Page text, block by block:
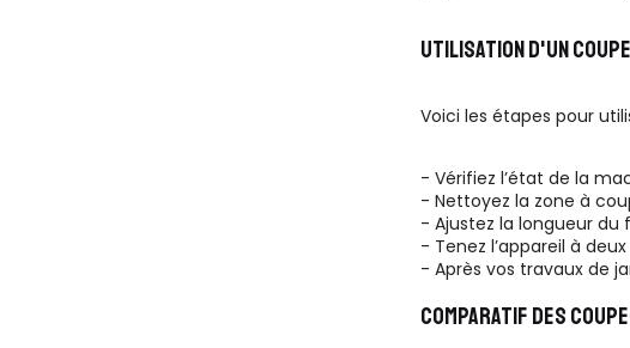
UTILISATION D'UN
Voici les étapes pour
- Vérifiez l’état de la
- Nettoyez la zone à
- Ajustez la longueur
- Tenez l’appareil à
- Après vos travaux de
COMPARATIF DES